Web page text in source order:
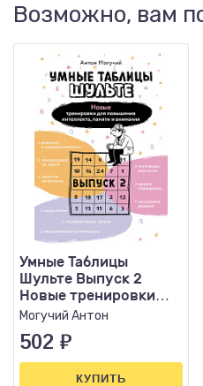
Возможно, вам
Умные Таблицы
Шульте Выпуск 2
Новые тренировки
для повышения
Могучий Антон
502 ₽
КУПИТЬ